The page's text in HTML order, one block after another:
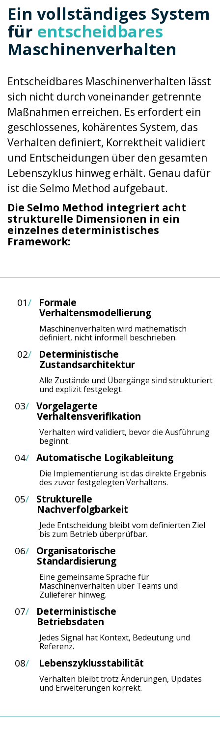
Ein vollständiges System
für entscheidbares
Maschinenverhalten
Entscheidbares Maschinenverhalten lässt
sich nicht durch voneinander getrennte
Maßnahmen erreichen. Es erfordert ein
geschlossenes, kohärentes System, das
Verhalten definiert, Korrektheit validiert
und Entscheidungen über den gesamten
Lebenszyklus hinweg erhält. Genau dafür
ist die Selmo Method aufgebaut.
Die Selmo Method integriert acht
strukturelle Dimensionen in ein
einzelnes deterministisches
Framework:
01/ Formale
Verhaltensmodellierung
Maschinenverhalten wird mathematisch
definiert, nicht informell beschrieben.
02/
Deterministische
Zustandsarchitektur
Alle Zustände und Übergänge sind strukturiert
und explizit festgelegt.
03/ Vorgelagerte
Verhaltensverifikation
Verhalten wird validiert, bevor die Ausführung
beginnt.
04/ Automatische Logikableitung
Die Implementierung ist das direkte Ergebnis
des zuvor festgelegten Verhaltens.
05/
Strukturelle
Nachverfolgbarkeit
Jede Entscheidung bleibt vom definierten Ziel
bis zum Betrieb überprüfbar.
06/
Organisatorische
Standardisierung
Eine gemeinsame Sprache für
Maschinenverhalten über Teams und
Zulieferer hinweg.
07/
Deterministische
Betriebsdaten
Jedes Signal hat Kontext, Bedeutung und
Referenz.
08/ Lebenszyklusstabilität
Verhalten bleibt trotz Änderungen, Updates
und Erweiterungen korrekt.